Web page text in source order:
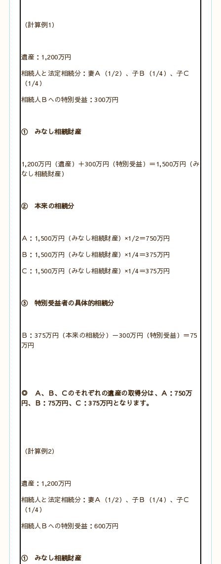
（計算例1）
遺産：1,200万円
相続人と法定相続分：妻Ａ（1/2）、子Ｂ（1/4）、子Ｃ
（1/4）
相続人Ｂへの特別受益：300万円
① みなし相続財産
1,200万円（遺産）＋300万円（特別受益）＝1,500万円（み
なし相続財産）
② 本来の相続分
Ａ：1,500万円（みなし相続財産）×1/2＝750万円
Ｂ：1,500万円（みなし相続財産）×1/4＝375万円
Ｃ：1,500万円（みなし相続財産）×1/4＝375万円
③ 特別受益者の具体的相続分
Ｂ：375万円（本来の相続分）－300万円（特別受益）＝75
万円
◎ Ａ、Ｂ、Ｃのそれぞれの遺産の取得分は、Ａ：750万
円、Ｂ：75万円、Ｃ：375万円となります。
（計算例2）
遺産：1,200万円
相続人と法定相続分：妻Ａ（1/2）、子Ｂ（1/4）、子Ｃ
（1/4）
相続人Ｂへの特別受益：600万円
① みなし相続財産